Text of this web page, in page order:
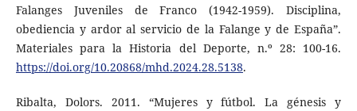
Falanges Juveniles de Franco (1942-1959). Disciplina,
obediencia y ardor al servicio de la Falange y de España”.
Materiales para la Historia del Deporte, n.º 28: 100-16.
https://doi.org/10.20868/mhd.2024.28.5138.
Ribalta, Dolors. 2011. “Mujeres y fútbol. La génesis y